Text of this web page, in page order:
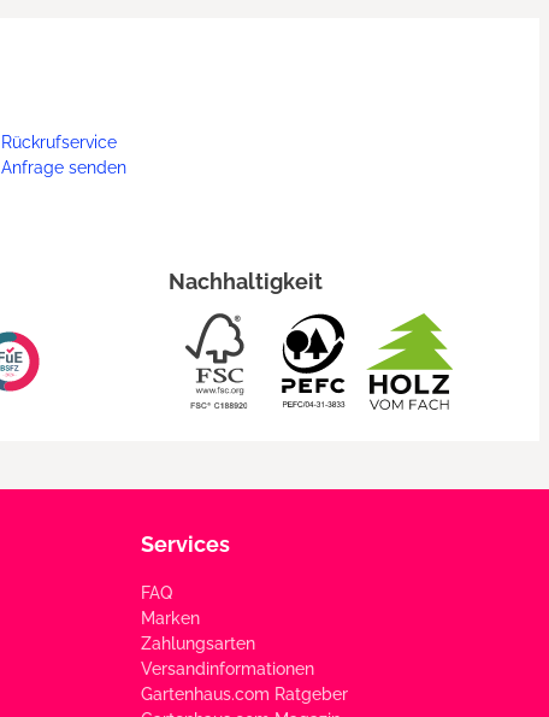
Rückrufservice
Anfrage senden
Nachhaltigkeit
Services
FAQ
Marken
Zahlungsarten
Versandinformationen
Gartenhaus.com Ratgeber